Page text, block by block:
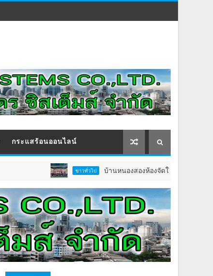
กระแสร้อนออนไลน์
ข่าวทั่วไป บ้านหนองสองห้องจัดใหญ่ “แห่เทียนพรรษา–ผ้าป่า